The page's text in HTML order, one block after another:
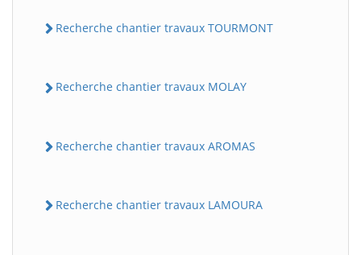
Recherche chantier travaux TOURMONT
Recherche chantier travaux MOLAY
Recherche chantier travaux AROMAS
Recherche chantier travaux LAMOURA